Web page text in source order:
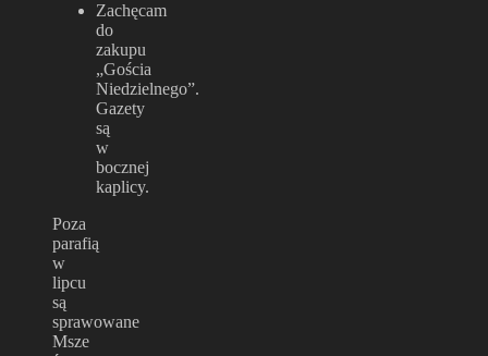
Zachęcam
do
zakupu
„Gościa
Niedzielnego”.
Gazety
są
w
bocznej
kaplicy.
Poza
parafią
w
lipcu
są
sprawowane
Msze